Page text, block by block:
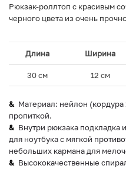
Рюкзак-роллтоп с красивым
черного цвета из очень
Длина Ширина
30 см 12 см
Материал: нейлон (кордура
пропиткой.
Внутри рюкзака подкладка
для ноутбука с мягкой
небольших кармана для
Высококачественные